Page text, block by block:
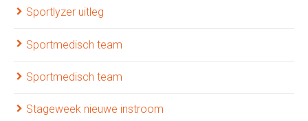
Sportlyzer uitleg
Sportmedisch team
Sportmedisch team
Stageweek nieuwe instroom